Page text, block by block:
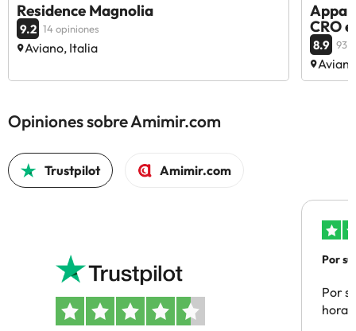
Residence Magnolia
9.2 14 opiniones
Aviano, Italia
CRO
8.9 93
Opiniones sobre Amimir.com
Trustpilot Amimir.com
Por
Por
hora